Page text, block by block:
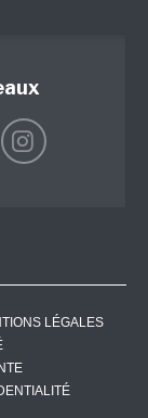
LÉGALES